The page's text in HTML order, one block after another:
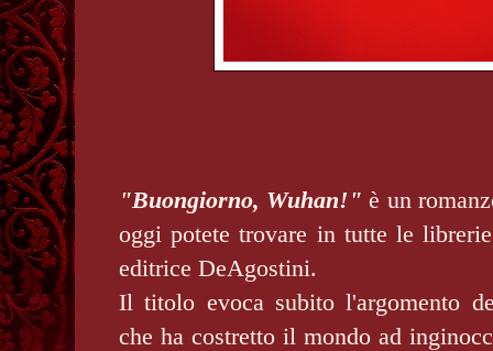
"Buongiorno, Wuhan!" è un
oggi potete trovare in tutte le
editrice DeAgostini.
Il titolo evoca subito l'argomento
che ha costretto il mondo ad